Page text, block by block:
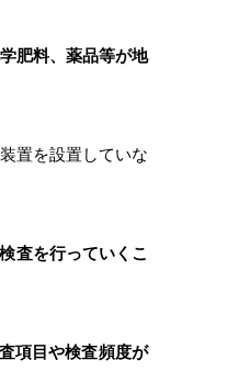
肥料、薬品等が地
置を設置していな
査を行っていくこ
項目や検査頻度が